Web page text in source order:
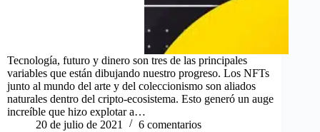
Tecnología, futuro y dinero son tres de las principales
variables que están dibujando nuestro progreso. Los NFTs
junto al mundo del arte y del coleccionismo son aliados
naturales dentro del cripto-ecosistema. Esto generó un auge
increíble que hizo explotar a…
20 de julio de 2021
6 comentarios